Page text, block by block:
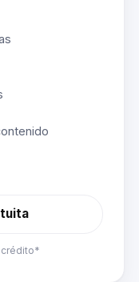
crédito*